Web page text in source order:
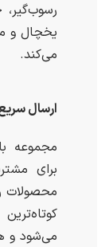
یخچال و
می‌کند.
ارسال
مجموعه
برای
محصولات
می‌شود و